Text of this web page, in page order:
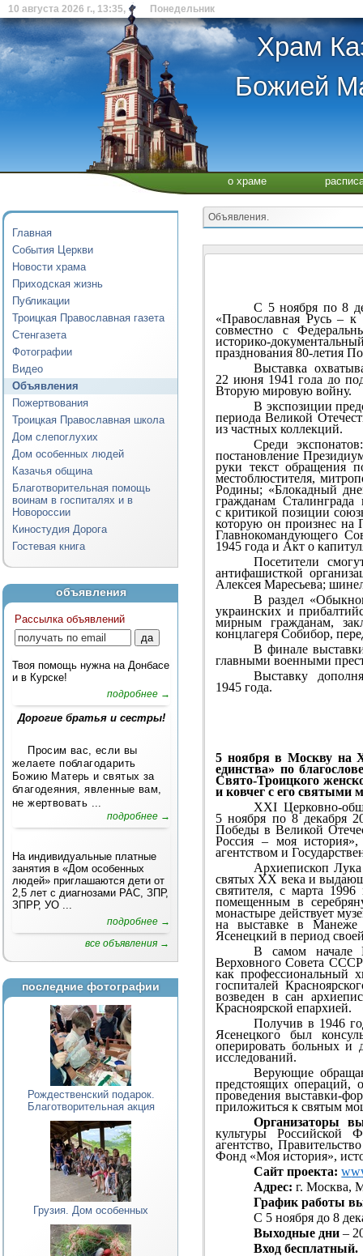
10 августа 2026 г., 13:35, Понедельник
Храм
Божией
о храме
Главная
События Церкви
Новости храма
Приходская жизнь
Публикации
Троицкая Православная газета
Стенгазета
Фотографии
Видео
Объявления
Пожертвования
Троицкая Православная школа
Дом слепоглухих
Дом особенных людей
Казачья община
Благотворительная помощь
воинам в госпиталях и в
Новороссии
Киностудия Дорога
Гостевая книга
объявления
Рассылка объявлений
Твоя помощь нужна на Донбасе
и в Курске!
подробнее →
Дорогие братья и сестры!
Просим вас, если вы
желаете поблагодарить
Божию Матерь и святых за
благодеяния, явленные вам,
не жертвовать ...
подробнее →
На индивидуальные платные
занятия в «Дом особенных
людей» приглашаются дети от
2,5 лет с диагнозами РАС, ЗПР,
ЗПРР, УО ...
подробнее →
все объявления →
последние фотографии
Рождественский подарок.
Благотворительная акция
Грузия. Дом особенных
Объявления.
С 5 ноября по 8
«Православная Русь –
совместно с
историко-
празднования 80-летия
Выставка
22 июня 1941 года до
Вторую мировую войну.
В экспозиции
периода Великой
из частных коллекций.
Среди
постановление
руки текст обращения
местоблюстителя,
Родины; «Блокадный
гражданам
с критикой позиции
которую он произнес на
Главнокомандующего
1945 года и Акт о
Посетители
антифашисткой
Алексея Маресьева;
В раздел
украинских и
мирным гражданам,
концлагеря Собибор,
В финале
главными военными
Выставку
1945 года.
5 ноября в Москву на
единства» по
Свято-Троицкого
и ковчег с его святыми
XXI Церковно-
5 ноября по 8 декабря
Победы в Великой
Россия – моя
агентством и
Архиепископ
святых XX века и
святителя, с марта
помещенным в
монастыре действует
на выставке в Манеже
Ясенецкий в период
В самом начале
Верховного Совета
как профессиональный
госпиталей
возведен в сан
Красноярской епархией.
Получив в 1946
Ясенецкого был
оперировать больных и
исследований.
Верующие
предстоящих операций,
проведения выставки-
приложиться к святым
Организаторы
культуры Российской
агентство,
Фонд «Моя история»,
Сайт проекта: ww
Адрес: г. Москва,
График работы
С 5 ноября до 8
Выходные дни –
Вход бесплатный.